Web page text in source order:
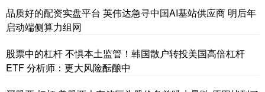
品质好的配资实盘平台 英伟达急寻中国AI基站供应商 明后年
启动端侧算力组网
股票中的杠杆 不惧本土监管！韩国散户转投美国高倍杠杆
ETF 分析师：更大风险酝酿中